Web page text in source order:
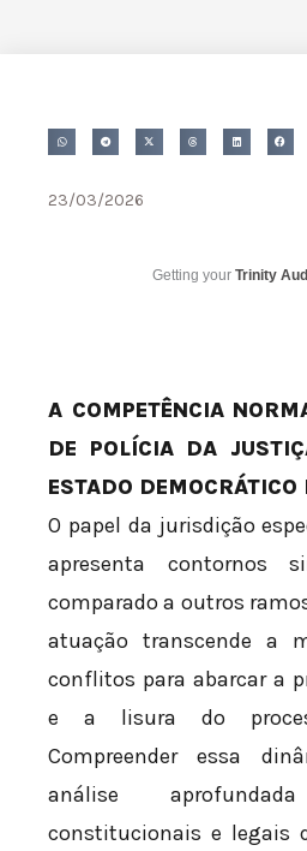
23/03/2026
Getting your Trinity
A COMPETÊNCIA
DE POLÍCIA DA
ESTADO DEMOCRÁTICO
O papel da jurisdição
apresenta contornos
comparado a outros
atuação transcende a
conflitos para abarcar a
e a lisura do
Compreender essa
análise
constitucionais e legais